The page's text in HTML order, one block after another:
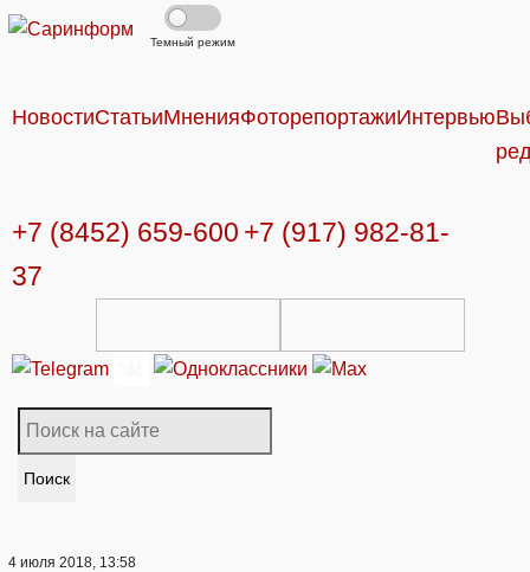
Темный режим
НовостиСтатьиМненияФоторепортажиИнтервью
+7 (8452) 659-600 +7 (917) 982-81-
37
Поиск
4 июля 2018, 13:58